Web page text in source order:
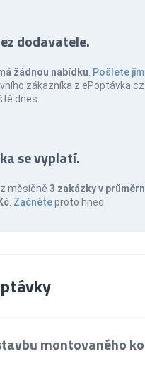
dodavatele.
žádnou nabídku Pošlete jim
zákazníka z ePoptávka.cz
dnes.
se vyplatí.
měsíčně 3 zakázky v
Začněteproto hned.
montovaného